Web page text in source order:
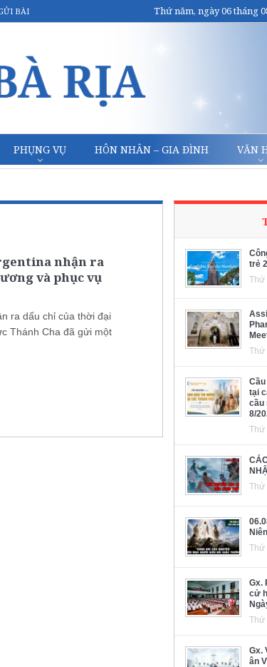
BÀI Thứ năm, ngày 06 tháng
PHỤNG VỤ HÔN NHÂN – GIA ĐÌNH VĂN
nhận ra
và phục vụ
ra dấu chỉ của thời đại
Thánh Cha đã gửi một
trẻ
Thứ
Thứ
tại
cầu
8/
Thứ
Thứ
Thứ
Gx.
cử
Thứ
Gx.
ân